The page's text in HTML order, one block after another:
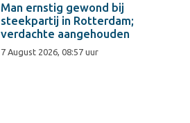
Man ernstig gewond bij
steekpartij in Rotterdam;
verdachte aangehouden
7 August 2026, 08:57 uur